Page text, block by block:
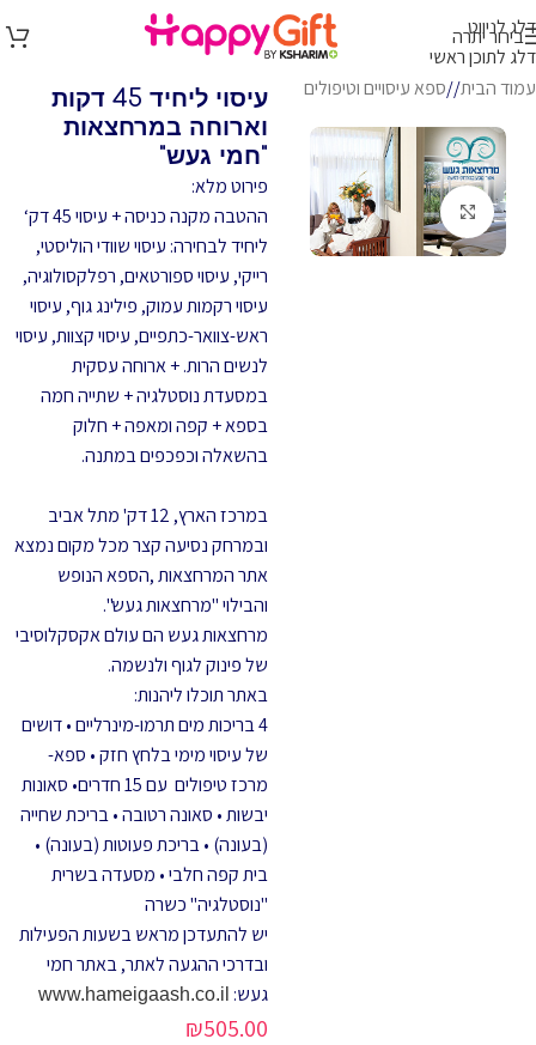
דלג לניווט
דלג לתוכן ראשי
בירור יתרה
עמוד הבית/ ספא עיסויים וטיפולים
לחץ להגדלה
עיסוי ליחיד 45 דקות
וארוחה במרחצאות
"חמי געש"
פירוט מלא:
ההטבה מקנה כניסה + עיסוי 45 דק‘
ליחיד לבחירה: עיסוי שוודי הוליסטי,
רייקי, עיסוי ספורטאים, רפלקסולוגיה,
עיסוי רקמות עמוק, פילינג גוף, עיסוי
ראש-צוואר-כתפיים, עיסוי קצוות, עיסוי
לנשים הרות. + ארוחה עסקית
במסעדת נוסטלגיה + שתייה חמה
בספא + קפה ומאפה + חלוק
בהשאלה וכפכפים במתנה.
במרכז הארץ, 12 דק' מתל אביב
ובמרחק נסיעה קצר מכל מקום נמצא
אתר המרחצאות ,הספא הנופש
והבילוי "מרחצאות געש".
מרחצאות געש הם עולם אקסקלוסיבי
של פינוק לגוף ולנשמה.
באתר תוכלו ליהנות:
4 בריכות מים תרמו-מינרליים • דושים
של עיסוי מימי בלחץ חזק • ספא-
מרכז טיפולים עם 15 חדרים• סאונות
יבשות • סאונה רטובה • בריכת שחייה
(בעונה) • בריכת פעוטות (בעונה) •
בית קפה חלבי • מסעדה בשרית
"נוסטלגיה" כשרה
יש להתעדכן מראש בשעות הפעילות
ובדרכי ההגעה לאתר, באתר חמי
געש: www.hameigaash.co.il
₪505.00